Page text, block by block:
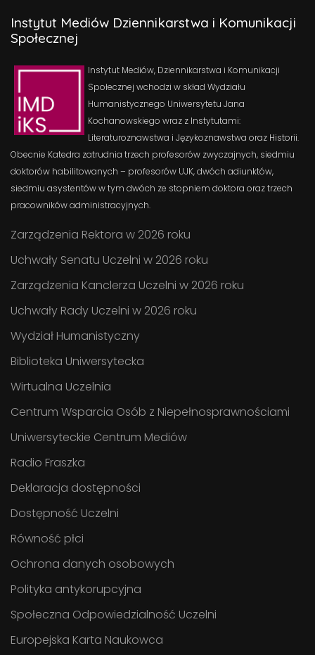
Instytut Mediów Dziennikarstwa i Komunikacji
Społecznej
Instytut Mediów, Dziennikarstwa i Komunikacji
Społecznej wchodzi w skład Wydziału
Humanistycznego Uniwersytetu Jana
Kochanowskiego wraz z Instytutami:
Literaturoznawstwa i Językoznawstwa oraz Historii.
Obecnie Katedra zatrudnia trzech profesorów zwyczajnych, siedmiu
doktorów habilitowanych – profesorów UJK, dwóch adiunktów,
siedmiu asystentów w tym dwóch ze stopniem doktora oraz trzech
pracowników administracyjnych.
Zarządzenia Rektora w 2026 roku
Uchwały Senatu Uczelni w 2026 roku
Zarządzenia Kanclerza Uczelni w 2026 roku
Uchwały Rady Uczelni w 2026 roku
Wydział Humanistyczny
Biblioteka Uniwersytecka
Wirtualna Uczelnia
Centrum Wsparcia Osób z Niepełnosprawnościami
Uniwersyteckie Centrum Mediów
Radio Fraszka
Deklaracja dostępności
Dostępność Uczelni
Równość płci
Ochrona danych osobowych
Polityka antykorupcyjna
Społeczna Odpowiedzialność Uczelni
Europejska Karta Naukowca